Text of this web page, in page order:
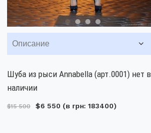
Описание
Шуба из рыси Annabella (арт.0001) нет в
наличии
$15 500 $6 550 (в грн: 183400)